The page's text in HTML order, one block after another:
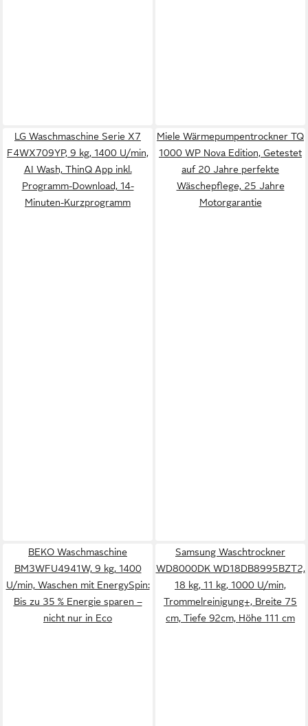
LG Waschmaschine Serie X7
F4WX709YP, 9 kg, 1400 U/min,
AI Wash, ThinQ App inkl.
Programm-Download, 14-
Minuten-Kurzprogramm
Miele Wärmepumpentrockner TQ
1000 WP Nova Edition, Getestet
auf 20 Jahre perfekte
Wäschepflege, 25 Jahre
Motorgarantie
BEKO Waschmaschine
BM3WFU4941W, 9 kg, 1400
U/min, Waschen mit EnergySpin:
Bis zu 35 % Energie sparen –
nicht nur in Eco
Samsung Waschtrockner
WD8000DK WD18DB8995BZT2,
18 kg, 11 kg, 1000 U/min,
Trommelreinigung+, Breite 75
cm, Tiefe 92cm, Höhe 111 cm